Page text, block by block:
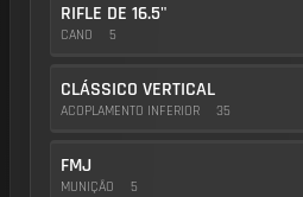
RIFLE DE 16.5"
CANO 5
CLÁSSICO VERTICAL
ACOPLAMENTO INFERIOR 35
FMJ
MUNIÇÃO 5